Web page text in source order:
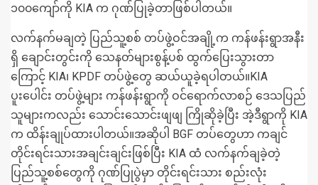
၁၀၀ကျော်ကို KIA က ဂုဏ်ပြုခဲ့တာဖြစ်ပါတယ်။
လက်နက်မချတဲ့ ပြည်သူ့စစ် တပ်ဖွဲ့ဝင်အချို့က ကန်ဖန်းရွာအနီး
ရှိ ချောင်းတွင်းကို သေနတ်များစွန့်ပစ် ထွက်ပြေးသွားတာ
ကြောင့် KIA၊ KPDF တပ်ဖွဲ့တွေ ဆယ်ယူခဲ့ရပါတယ်။KIA
ပူးပေါင်း တပ်ဖွဲ့များ ကန်ဖန်းရွာကို ဝင်ရောက်လာစဉ် ဒေသပြည်
သူများကလည်း သောင်းသောင်းဖျဖျ ကြိုဆိုခဲ့ပြီး အဲ့ဒီရွာကို KIA
က ထိန်းချုပ်ထားပါတယ်။အဆိုပါ BGF တပ်တွေဟာ ကချင်
တိုင်းရင်းသားအချင်းချင်းဖြစ်ပြီး KIA ထံ လက်နက်ချခဲ့တဲ့
ပြည်သူ့စစ်တွေကို ဂုဏ်ပြုပွဲမှာ တိုင်းရင်းသား စည်းလုံး